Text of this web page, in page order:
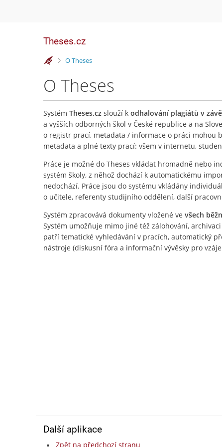
Theses.cz
>
O Theses
O Theses
Systém Theses.cz slouží k odhalování plagiátů v
a vyšších odborných škol v České republice a na
o registr prací, metadata / informace o práci mohou
metadata a plné texty prací: všem v internetu,
Práce je možné do Theses vkládat hromadně nebo
systém školy, z něhož dochází k automatickému
nedochází. Práce jsou do systému vkládány
o učitele, referenty studijního oddělení, další
Systém zpracovává dokumenty vložené ve všech
Systém umožňuje mimo jiné též zálohování,
patří tematické vyhledávání v pracích, automatický
nástroje (diskusní fóra a informační vývěsky pro
Další aplikace
Zpět na předchozí stranu